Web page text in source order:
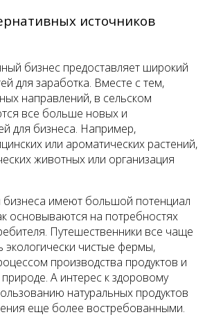
источников
бизнес предоставляет широкий
для заработка. Вместе с тем,
направлений, в сельском
все больше новых и
для бизнеса. Например,
или ароматических растений,
животных или организация
бизнеса имеют большой потенциал
основываются на потребностях
Путешественники все чаще
экологически чистые фермы,
производства продуктов и
А интерес к здоровому
натуральных продуктов
еще более востребованными.